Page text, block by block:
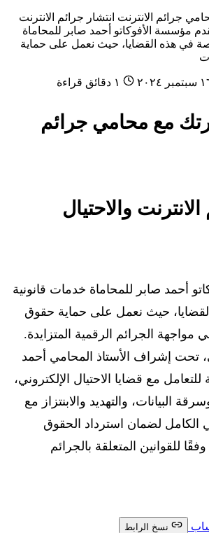
جرائم الانترنت انتشار جرائم الانترنت
مؤسسة الأفوكاتو أحمد صابر للمحاماة
في هذه القضايا، حيث نعمل على حماية
٢٠٢٤ ١ دقائق قراءة
مع محامي جرائم
والاحتيال
أحمد صابر للمحاماة خدمات قانونية
حيث نعمل على حماية حقوق
مواجهة الجرائم الرقمية المتزايدة.
تحت إشراف الأستاذ المحامي أحمد
للتعامل مع قضايا الاحتيال الإلكتروني،
البيانات، والتهديد والابنتزاز مع
الكامل لضمان استرداد الحقوق
للقوانين المتعلقة بالجرائم
نسخ الرابط